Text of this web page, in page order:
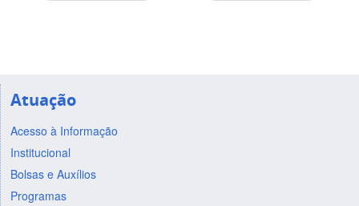
Atuação
Acesso à Informação
Institucional
Bolsas e Auxílios
Programas